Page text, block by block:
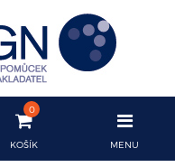
0
KOŠÍK MENU